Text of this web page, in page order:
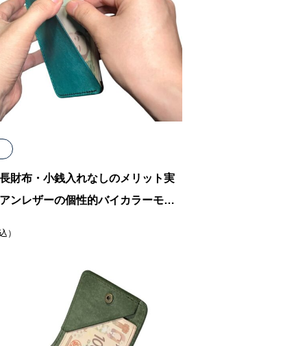
財布・小銭入れなしのメリット実
ンレザーの個性的バイカラーモデ
）